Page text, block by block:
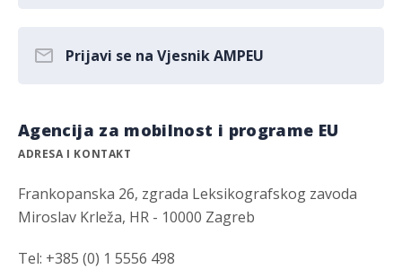
Prijavi se na Vjesnik AMPEU
Agencija za mobilnost i programe EU
ADRESA I KONTAKT
Frankopanska 26, zgrada Leksikografskog zavoda
Miroslav Krleža, HR - 10000 Zagreb
Tel: +385 (0) 1 5556 498